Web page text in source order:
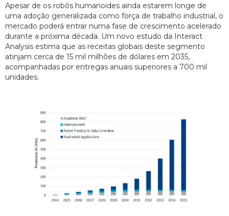
Apesar de os robôs humanoides ainda estarem longe de
uma adoção generalizada como força de trabalho industrial, o
mercado poderá entrar numa fase de crescimento acelerado
durante a próxima década. Um novo estudo da Interact
Analysis estima que as receitas globais deste segmento
atinjam cerca de 15 mil milhões de dólares em 2035,
acompanhadas por entregas anuais superiores a 700 mil
unidades.